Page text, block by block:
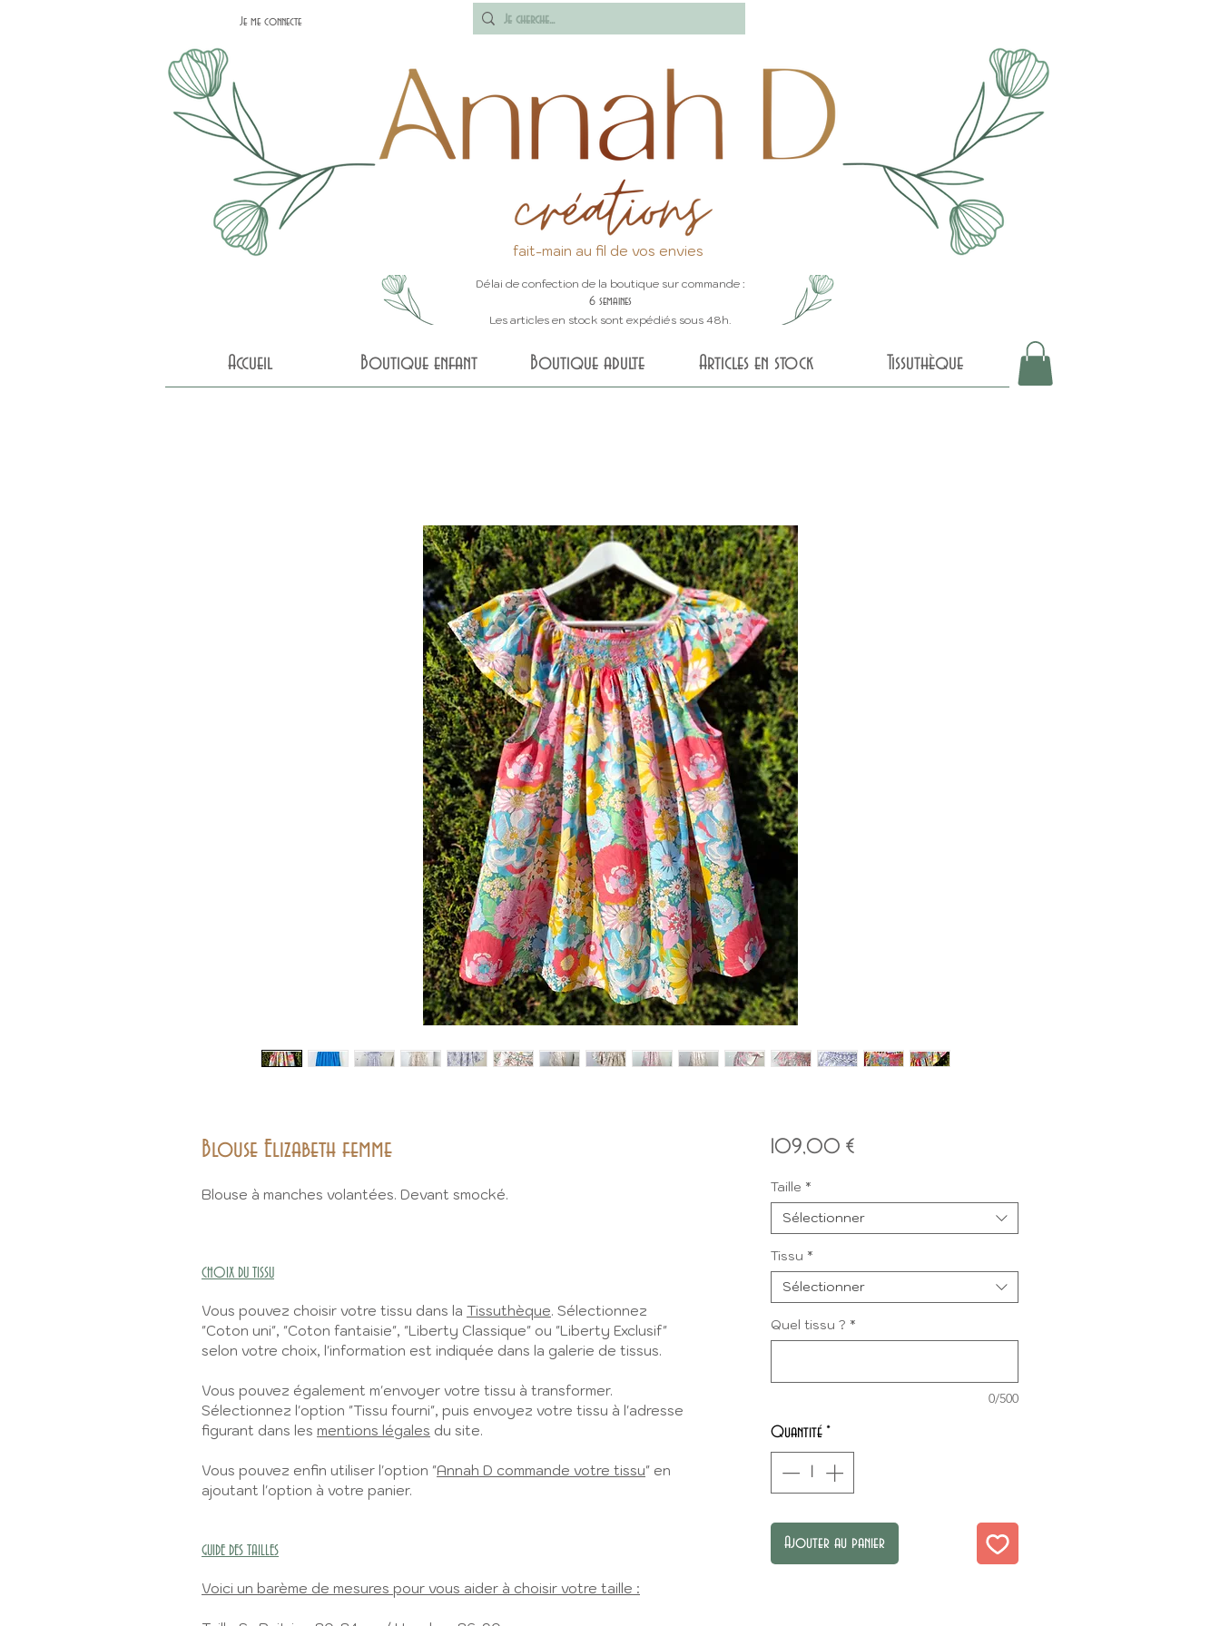
Je me connecte
fait-main au fil de vos envies
Délai de confection de la boutique sur commande :
6 semaines
Les articles en stock sont expédiés sous 48h.
Accueil Boutique enfant Boutique adulte Articles en stock Tissuthèque
Blouse Elizabeth femme
Blouse à manches volantées. Devant smocké.
CHOIX DU TISSU
Vous pouvez choisir votre tissu dans la Tissuthèque. Sélectionnez
"Coton uni", "Coton fantaisie", "Liberty Classique" ou "Liberty Exclusif"
selon votre choix, l'information est indiquée dans la galerie de tissus.
Vous pouvez également m'envoyer votre tissu à transformer.
Sélectionnez l'option "Tissu fourni", puis envoyez votre tissu à l'adresse
figurant dans les mentions légales du site.
Vous pouvez enfin utiliser l'option "Annah D commande votre tissu" en
ajoutant l'option à votre panier.
GUIDE DES TAILLES
Voici un barème de mesures pour vous aider à choisir votre taille :
109,00 €Prix
Taille *
Sélectionner
Tissu *
Sélectionner
Quel tissu ? *
0/500
Quantité *
Ajouter au panier